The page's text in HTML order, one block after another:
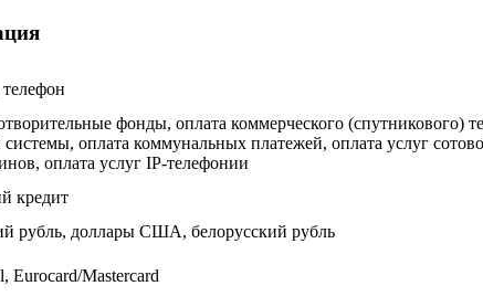
фонды, оплата коммерческого (спутникового)
оплата коммунальных платежей, оплата услуг
оплата услуг IP-телефонии
кредит
рубль, доллары США, белорусский рубль
Eurocard/Mastercard